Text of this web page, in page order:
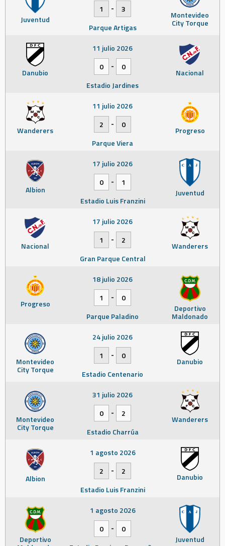
Juventud Montevideo
City Torque
1
-
3
Parque Artigas
Danubio Nacional
11 julio 2026
0
-
0
Estadio Jardines
Wanderers Progreso
11 julio 2026
2
-
0
Parque Viera
Albion Juventud
17 julio 2026
0
-
1
Estadio Luis Franzini
Nacional Wanderers
17 julio 2026
1
-
2
Gran Parque Central
Progreso Deportivo
Maldonado
18 julio 2026
1
-
0
Parque Paladino
Montevideo
City Torque
Danubio
24 julio 2026
1
-
0
Estadio Centenario
Montevideo
City Torque
Wanderers
31 julio 2026
0
-
2
Estadio Charrúa
Albion Danubio
1 agosto 2026
2
-
2
Estadio Luis Franzini
Deportivo Juventud
1 agosto 2026
0
-
0